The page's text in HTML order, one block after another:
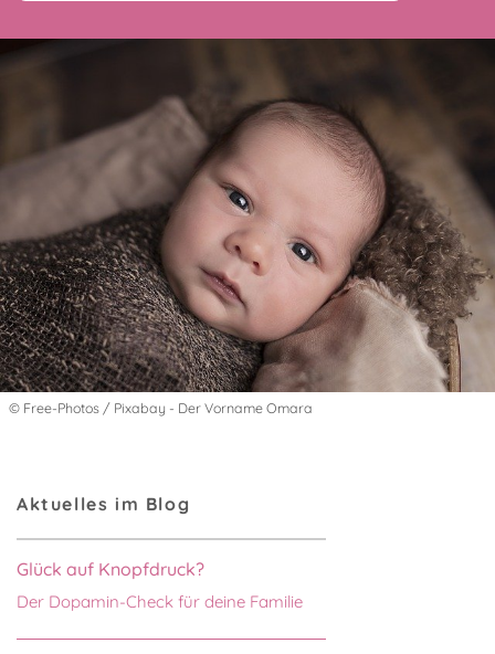
© Free-Photos / Pixabay - Der Vorname Omara
Aktuelles im Blog
Glück auf Knopfdruck?
Der Dopamin-Check für deine Familie